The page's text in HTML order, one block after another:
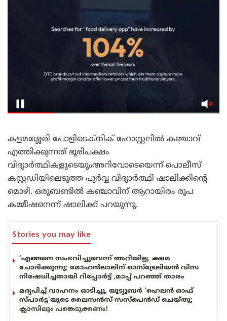
കളമശ്ശേരി പോളിടെക്‌നിക് ഹോസ്റ്റലില്‍ കഞ്ചാവ്
എത്തിക്കുന്നത് ഭൂരിപക്ഷം
വിദ്യാര്‍ത്ഥികളുടെയുംഅറിവോടെയെന്ന് പൊലീസ്
കസ്റ്റഡിയിലെടുത്ത പൂര്‍വ്വ വിദ്യാര്‍ത്ഥി ഷാലിക്കിന്റെ
മൊഴി. ഒരുബണ്ടിൽ കഞ്ചാവിന് ആറായിരം രൂപ
കമ്മീഷനെന്ന് ഷാലിക്ക് പറയുന്നു.
Stories you may like
‘എങ്ങനെ സംഭവിച്ചുവെന്ന് അറിയില്ല, ക്ഷമ
ചോദിക്കുന്നു; മോഹൻലാലിന് ഓസ്ട്രേലിയൻ വിസ
നിഷേധിച്ചതായി റിപ്പോർട്ട് ,മാപ്പ് പറഞ്ഞ് താരം
മദ്യപിച്ച് വാഹനം ഓടിച്ചു, യൂട്യൂബർ ‘ഹെലൻ ഓഫ്
സ്പാർട്ട’യുടെ ലൈസൻസ് സസ്പെൻഡ് ചെയ്തു;
ക്ലാസിലും പങ്കെടുക്കണം!